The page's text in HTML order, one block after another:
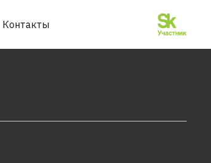
Контакты